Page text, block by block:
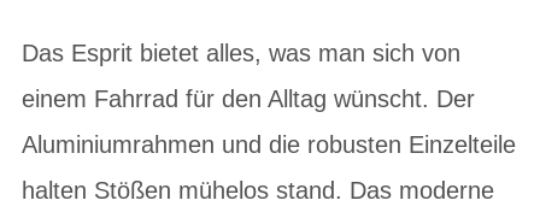
Das Esprit bietet alles, was man sich von
einem Fahrrad für den Alltag wünscht. Der
Aluminiumrahmen und die robusten Einzelteile
halten Stößen mühelos stand. Das moderne